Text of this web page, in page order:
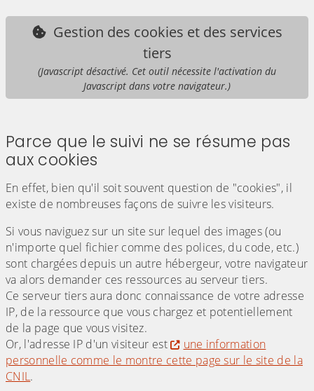
Gestion des cookies et des services
tiers
(Javascript désactivé. Cet outil nécessite l'activation du
Javascript dans votre navigateur.)
Parce que le suivi ne se résume pas
aux cookies
En effet, bien qu'il soit souvent question de "cookies", il
existe de nombreuses façons de suivre les visiteurs.
Si vous naviguez sur un site sur lequel des images (ou
n'importe quel fichier comme des polices, du code, etc.)
sont chargées depuis un autre hébergeur, votre navigateur
va alors demander ces ressources au serveur tiers.
Ce serveur tiers aura donc connaissance de votre adresse
IP, de la ressource que vous chargez et potentiellement
de la page que vous visitez.
Or, l'adresse IP d'un visiteur est
une information
personnelle comme le montre cette page sur le site de la
CNIL.